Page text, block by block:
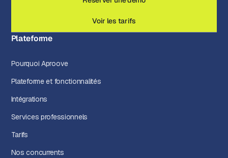
Voir les tarifs
Plateforme
Pourquoi Aproove
Plateforme et fonctionnalités
Intégrations
Services professionnels
Tarifs
Nos concurrents